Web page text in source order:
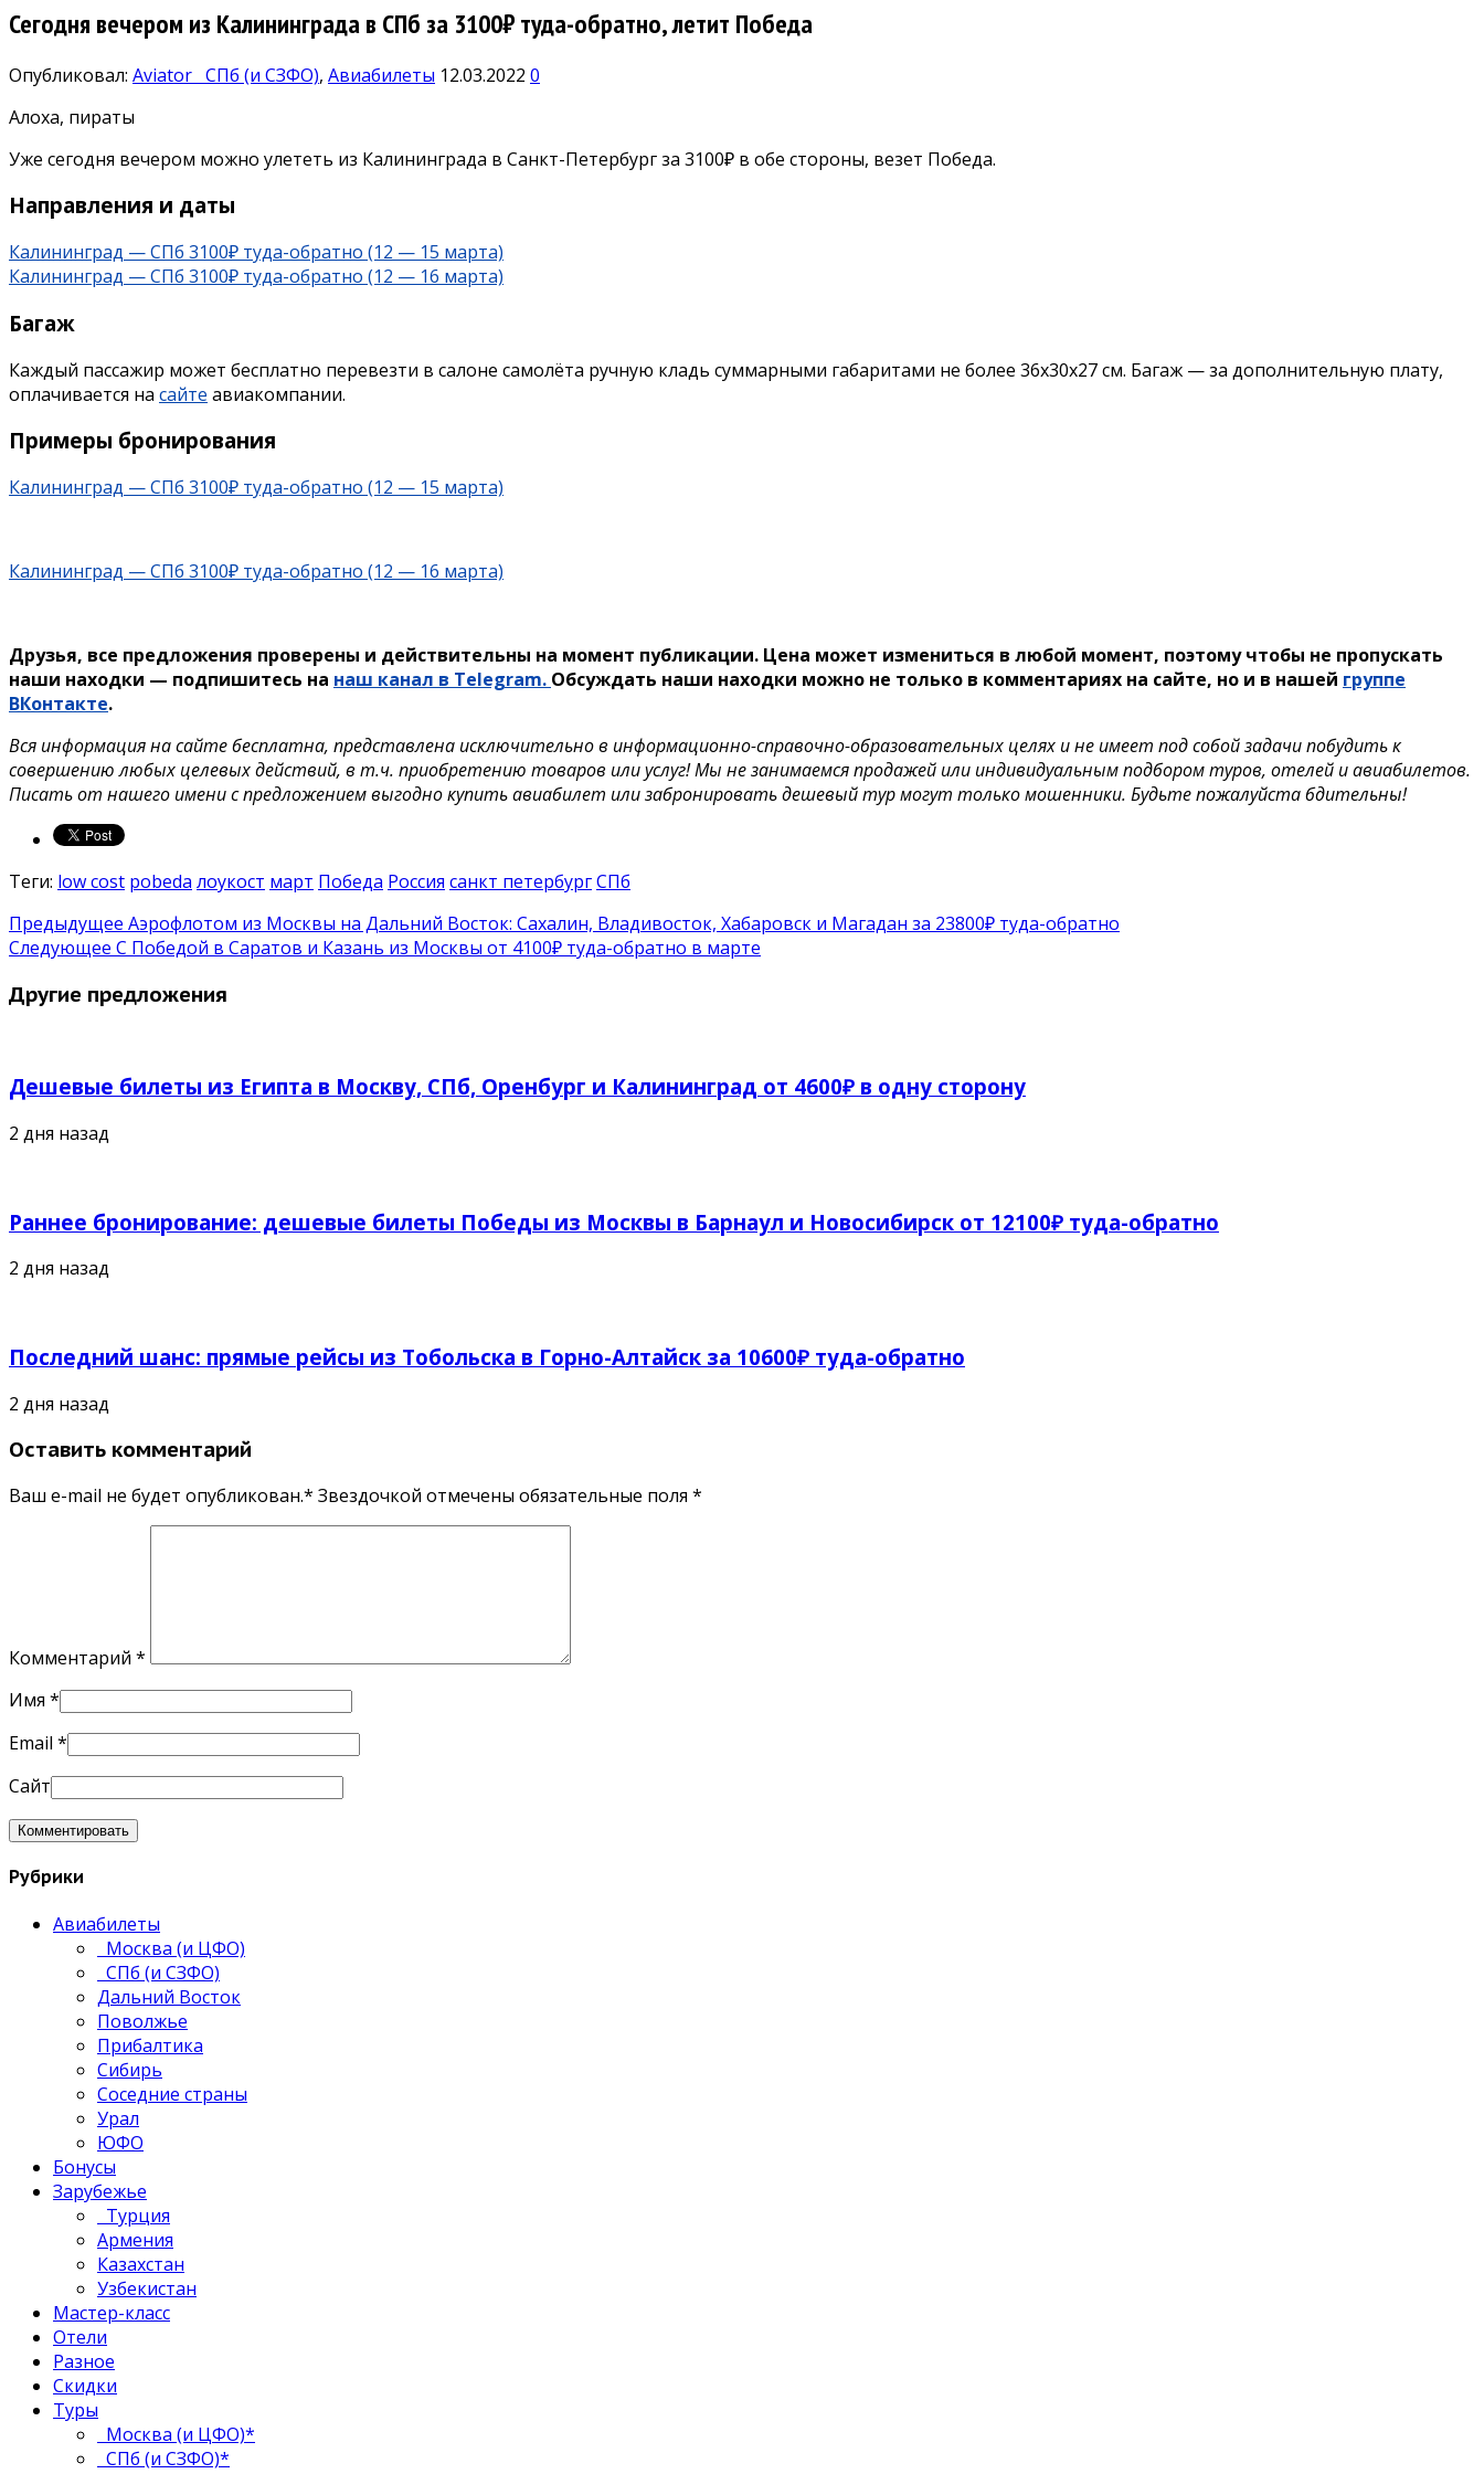
Сегодня вечером из Калининграда в СПб за 3100₽ туда-обратно, летит Победа
Опубликовал: Aviator СПб (и СЗФО), Авиабилеты 12.03.2022 0
Алоха, пираты
Уже сегодня вечером можно улететь из Калининграда в Санкт-Петербург за 3100₽ в обе стороны, везет Победа.
Направления и даты
Калининград —СПб 3100₽ туда-обратно (12 — 15 марта)
Калининград —СПб 3100₽ туда-обратно (12 — 16 марта)
Багаж
Каждый пассажир может бесплатно перевезти в салоне самолёта ручную кладь суммарными габаритами не более 36х30х27 см. Багаж — за дополнительную плату,
оплачивается на сайте авиакомпании.
Примеры бронирования
Калининград —СПб 3100₽ туда-обратно (12 — 15 марта)
Калининград —СПб 3100₽ туда-обратно (12 — 16 марта)
Друзья, все предложения проверены и действительны на момент публикации. Цена может измениться в любой момент, поэтому чтобы не пропускать
наши находки — подпишитесь на наш канал в Telegram. Обсуждать наши находки можно не только в комментариях на сайте, но и в нашей группе
ВКонтакте.
Вся информация на сайте бесплатна, представлена исключительно в информационно-справочно-образовательных целях и не имеет под собой задачи побудить к
совершению любых целевых действий, в т.ч. приобретению товаров или услуг! Мы не занимаемся продажей или индивидуальным подбором туров, отелей и авиабилетов.
Писать от нашего имени с предложением выгодно купить авиабилет или забронировать дешевый тур могут только мошенники. Будьте пожалуйста бдительны!
Теги: low cost pobeda лоукост март Победа Россия санкт петербургСПб
Предыдущее Аэрофлотом из Москвы на Дальний Восток: Сахалин, Владивосток, Хабаровск и Магадан за 23800₽ туда-обратно
Следующее С Победой в Саратов и Казань из Москвы от 4100₽ туда-обратно в марте
Другие предложения
Дешевые билеты из Египта в Москву, СПб, Оренбург и Калининград от 4600₽ в одну сторону
2 дня назад
Раннее бронирование: дешевые билеты Победы из Москвы в Барнаул и Новосибирск от 12100₽ туда-обратно
2 дня назад
Последний шанс: прямые рейсы из Тобольска в Горно-Алтайск за 10600₽ туда-обратно
2 дня назад
Оставить комментарий
Ваш e-mail не будет опубликован.* Звездочкой отмечены обязательные поля *
Комментарий *
Имя *
Email *
Сайт
Рубрики
Авиабилеты
Москва (и ЦФО)
СПб (и СЗФО)
Дальний Восток
Поволжье
Прибалтика
Сибирь
Соседние страны
Урал
ЮФО
Бонусы
Зарубежье
Турция
Армения
Казахстан
Узбекистан
Мастер-класс
Отели
Разное
Скидки
Туры
Москва (и ЦФО)*
СПб (и СЗФО)*